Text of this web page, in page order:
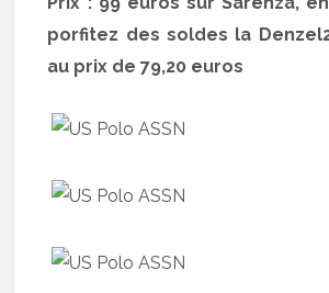
porfitez des soldes la
au prix de 79,20 euros